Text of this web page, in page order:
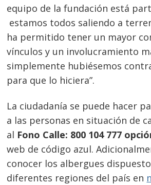
equipo de la fundación está
estamos todos saliendo a
ha permitido tener un mayor
vínculos y un involucramiento
simplemente hubiésemos
para que lo hiciera”.
La ciudadanía se puede hacer
a las personas en situación de
al Fono Calle: 800 104 777
web de código azul.
conocer los albergues
diferentes regiones del país en